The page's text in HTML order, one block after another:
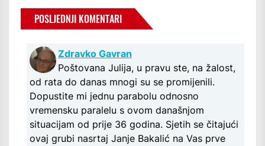
POSLJEDNJI KOMENTARI
Zdravko Gavran
Poštovana Julija, u pravu ste, na žalost,
od rata do danas mnogi su se promijenili.
Dopustite mi jednu parabolu odnosno
vremensku paralelu s ovom današnjom
situacijam od prije 36 godina. Sjetih se čitajući
ovaj grubi nasrtaj Janje Bakalić na Vas prve